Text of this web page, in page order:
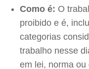
Como é: O
proibido e é,
categorias
trabalho nesse
em lei, norma ou